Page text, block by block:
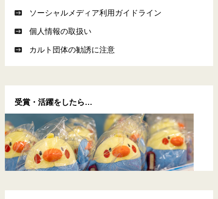
ソーシャルメディア利用ガイドライン
個人情報の取扱い
カルト団体の勧誘に注意
受賞・活躍をしたら…